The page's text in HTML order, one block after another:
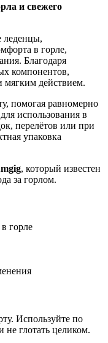
и свежего
леденцы,
в горле,
Благодаря
компонентов,
действием.
помогая равномерно
использования в
перелётов или при
упаковка
, который известен
за горлом.
горле
Используйте по
не глотать целиком.